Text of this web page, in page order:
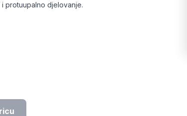
protuupalno djelovanje.